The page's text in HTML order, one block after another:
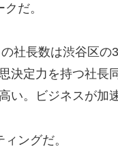
だ。
社長数は渋谷区
決定力を持つ社長
い。ビジネスが加
ングだ。